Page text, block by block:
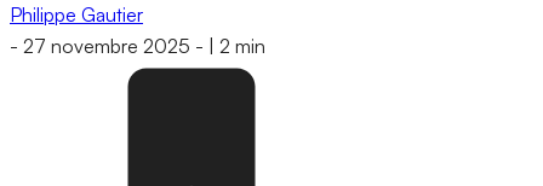
Philippe Gautier
- 27 novembre 2025 - 2 min